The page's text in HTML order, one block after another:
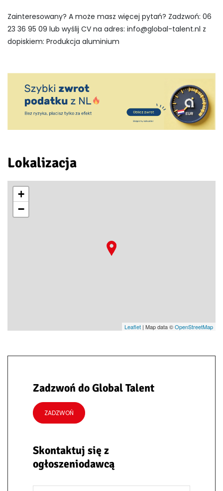
Zainteresowany? A może masz więcej pytań? Zadzwoń: 06
23 36 95 09 lub wyślij CV na adres: info@global-talent.nl z
dopiskiem: Produkcja aluminium
Lokalizacja
+
−
Leaflet | Map data ©OpenStreetMap
Zadzwoń do Global Talent
ZADZWOŃ
Skontaktuj się z
ogłoszeniodawcą